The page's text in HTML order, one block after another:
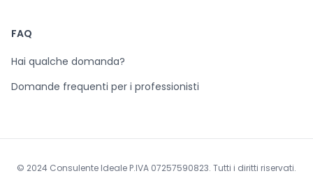
FAQ
Hai qualche domanda?
Domande frequenti per i professionisti
© 2024 Consulente Ideale P.IVA 07257590823. Tutti i diritti riservati.